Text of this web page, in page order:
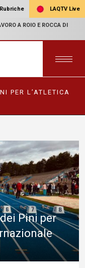
Rubriche LAQTV Live
A ROIO E ROCCA DI
PER L’ATLETICA
Pini per